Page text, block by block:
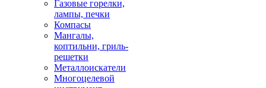
Газовые горелки,
лампы, печки
Компасы
Мангалы,
коптильни, гриль-
решетки
Металлоискатели
Многоцелевой